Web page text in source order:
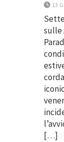
13
sulle
[…]